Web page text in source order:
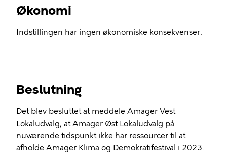
Økonomi
Indstillingen har ingen økonomiske konsekvenser.
Beslutning
Det blev besluttet at meddele Amager Vest
Lokaludvalg, at Amager Øst Lokaludvalg på
nuværende tidspunkt ikke har ressourcer til at
afholde Amager Klima og Demokratifestival i 2023.